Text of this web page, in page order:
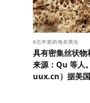
6亿年前的地衣类生
具有密集丝状
来源：Qu 等人
uux.cn）据美